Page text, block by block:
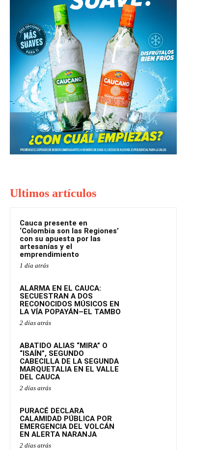
Ultimos artículos
Cauca presente en
‘Colombia son las Regiones’
con su apuesta por las
artesanías y el
emprendimiento
1 día atrás
ALARMA EN EL CAUCA:
SECUESTRAN A DOS
RECONOCIDOS MÚSICOS EN
LA VÍA POPAYÁN–EL TAMBO
2 días atrás
ABATIDO ALIAS “MIRA” O
“ISAÍN”, SEGUNDO
CABECILLA DE LA SEGUNDA
MARQUETALIA EN EL VALLE
DEL CAUCA
2 días atrás
PURACÉ DECLARA
CALAMIDAD PÚBLICA POR
EMERGENCIA DEL VOLCÁN
EN ALERTA NARANJA
2 días atrás